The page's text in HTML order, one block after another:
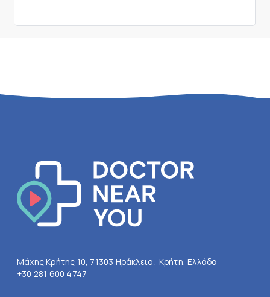
Μάχης Κρήτης 10, 71303 Ηράκλειο , Κρήτη, Ελλάδα
+30 281 600 4747